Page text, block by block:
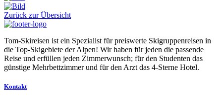
Zurück zur Übersicht
Tom-Skireisen ist ein Spezialist für preiswerte Skigruppenreisen in
die Top-Skigebiete der Alpen! Wir haben für jeden die passende
Reise und erfüllen jeden Zimmerwunsch; für den Studenten das
günstige Mehrbettzimmer und für den Arzt das 4-Sterne Hotel.
Kontakt